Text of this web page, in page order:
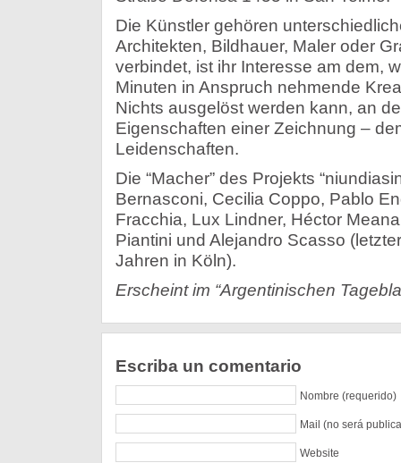
Die Künstler gehören
Architekten, Bildhauer, Maler oder
verbindet, ist ihr Interesse am dem,
Minuten in Anspruch nehmende
Nichts ausgelöst werden kann, an
Eigenschaften einer Zeichnung –
Leidenschaften.
Die “Macher” des Projekts
Bernasconi, Cecilia Coppo, Pablo
Fracchia, Lux Lindner, Héctor
Piantini und Alejandro Scasso
Jahren in Köln).
Erscheint im “Argentinischen
Escriba un comentario
Nombre (requerido)
Mail (no será
Website